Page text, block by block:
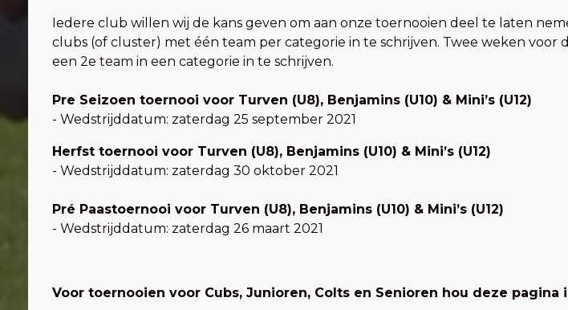
Iedere club willen wij de kans geven om aan onze toernooien deel te laten
clubs (of cluster) met één team per categorie in te schrijven. Twee weken
een 2e team in een categorie in te schrijven.
Pre Seizoen toernooi voor Turven (U8), Benjamins (U10) & Mini’s (U12)
- Wedstrijddatum: zaterdag 25 september 2021
Herfst toernooi voor Turven (U8), Benjamins (U10) & Mini’s (U12)
- Wedstrijddatum: zaterdag 30 oktober 2021
Pré Paastoernooi voor Turven (U8), Benjamins (U10) & Mini’s (U12)
- Wedstrijddatum: zaterdag 26 maart 2021
Voor toernooien voor Cubs, Junioren, Colts en Senioren hou deze pagina